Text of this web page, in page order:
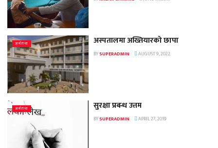
अर्थतन्त्र अस्पतालमा अख्तियारको छापा
BYSUPERADMIN AUGUST 9, 2022
अर्थतन्त्र सुरक्षा प्रबन्ध उत्तम
BYSUPERADMIN APRIL 27, 2019